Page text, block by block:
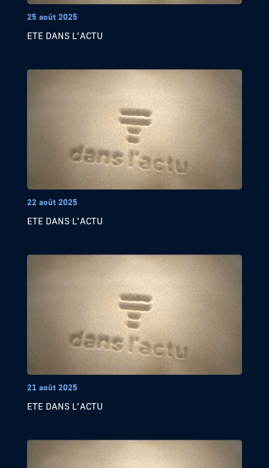
25 août 2025
ETE DANS L’ACTU
22 août 2025
ETE DANS L’ACTU
21 août 2025
ETE DANS L’ACTU